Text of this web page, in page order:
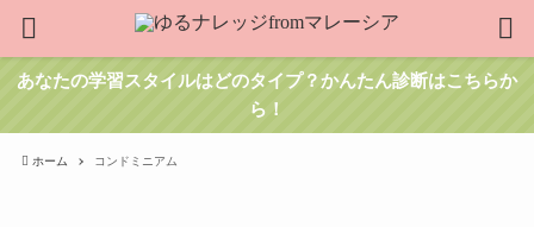
あなたの学習スタイルはどのタイプ？かんたん診断はこちらか
ら！
ホーム コンドミニアム